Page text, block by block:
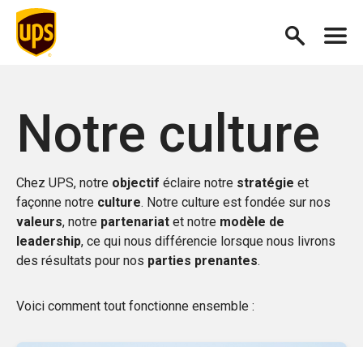
Notre culture
Chez UPS, notre objectif éclaire notre stratégie et
façonne notre culture. Notre culture est fondée sur nos
valeurs, notre partenariat et notre modèle de
leadership, ce qui nous différencie lorsque nous livrons
des résultats pour nos parties prenantes.
Voici comment tout fonctionne ensemble :